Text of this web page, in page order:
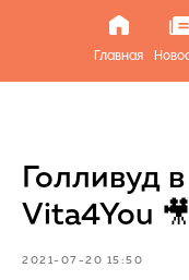
Главная
Голливуд
Vita4You 🎥
2021-07-20 15:50